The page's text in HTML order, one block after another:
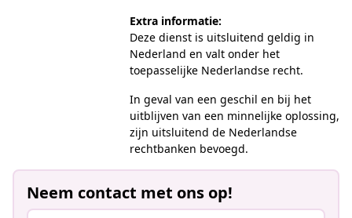
Extra informatie:
Deze dienst is uitsluitend geldig in
Nederland en valt onder het
toepasselijke Nederlandse recht.
In geval van een geschil en bij het
uitblijven van een minnelijke oplossing,
zijn uitsluitend de Nederlandse
rechtbanken bevoegd.
Neem contact met ons op!